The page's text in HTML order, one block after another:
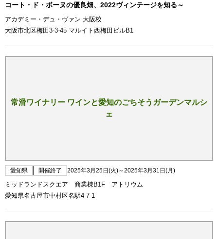
コート・ド・ボーヌの優良畑、2022ヴィンテージを知る～
アカデミー・デュ・ヴァン 大阪校
大阪市北区梅田3-3-45 マルイト西梅田ビルB1
常滑ワイナリー ワインと愛知のごちそうガーデンマルシ
ェ
愛知県 開催終了 2025年3月25日(火)～2025年3月31日(月)
ミッドランドスクエア 商業棟B1F アトリウム
愛知県名古屋市中村区名駅4-7-1